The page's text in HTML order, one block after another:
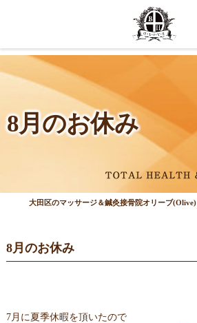
8月のお休み
大田区のマッサージ＆鍼灸接骨院オリーブ(Olive)
8月のお休み
7月に夏季休暇を頂いたので